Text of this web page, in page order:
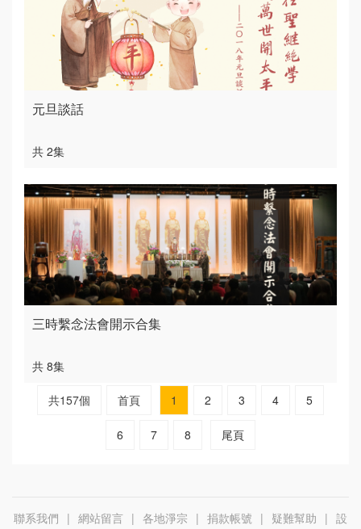
元旦談話
共 2集
三時繫念法會開示合集
共 8集
共157個 首頁 1 2 3 4 5
6 7 8 尾頁
聯系我們 | 網站留言 | 各地淨宗 | 捐款帳號 | 疑難幫助 | 設